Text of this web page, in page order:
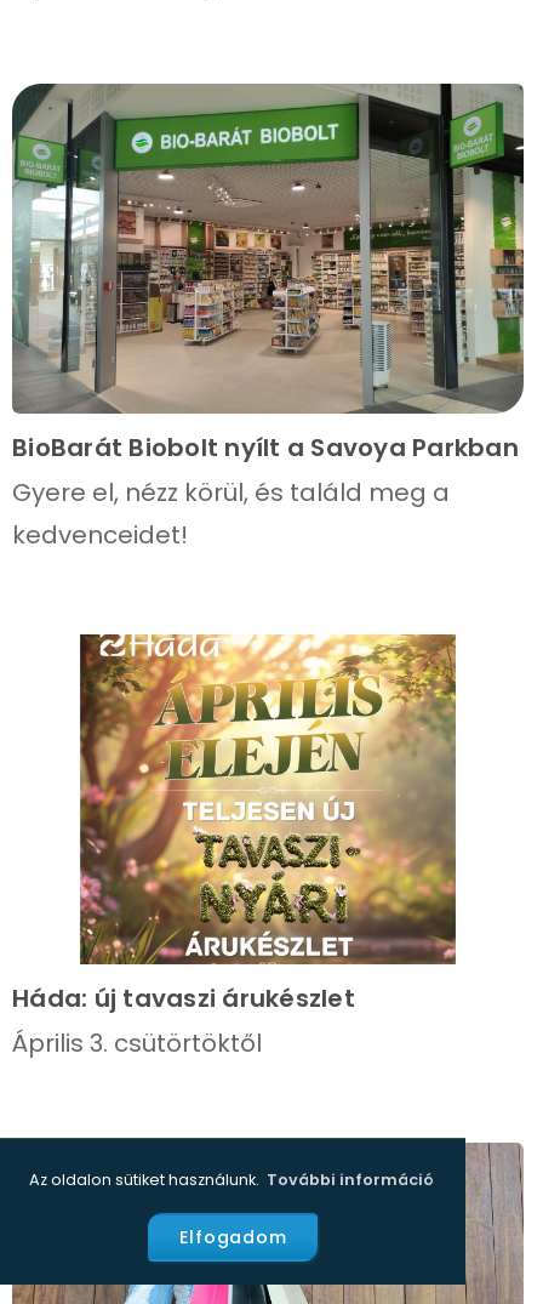
Az oldalon sütiket használunk. További információ
Elfogadom
BioBarát Biobolt nyílt a Savoya Parkban
Gyere el, nézz körül, és találd meg a
kedvenceidet!
Háda: új tavaszi árukészlet
Április 3. csütörtöktől